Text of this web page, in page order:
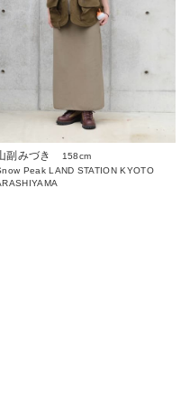
副みづき
158cm
Peak LAND STATION KYOTO